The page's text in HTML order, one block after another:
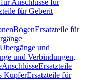
Anschlüsse für
für Geberit
BögenErsatzteile für
Übergänge und
und Verbindungen,
AnschlüsseErsatzteile
KupferErsatzteile für